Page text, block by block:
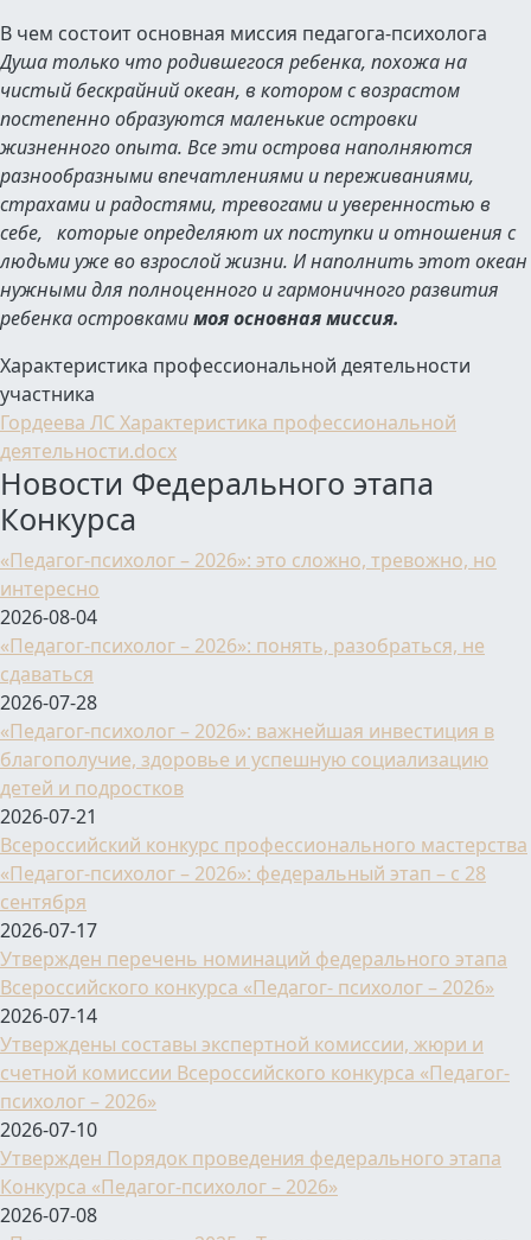
В чем состоит основная миссия педагога-психолога
Душа только что родившегося ребенка, похожа на
чистый бескрайний океан, в котором с возрастом
постепенно образуются маленькие островки
жизненного опыта. Все эти острова наполняются
разнообразными впечатлениями и переживаниями,
страхами и радостями, тревогами и уверенностью в
себе, которые определяют их поступки и отношения с
людьми уже во взрослой жизни. И наполнить этот океан
нужными для полноценного и гармоничного развития
ребенка островкамимоя основная миссия.
Характеристика профессиональной деятельности
участника
Гордеева ЛС Характеристика профессиональной
деятельности.docx
Новости Федерального этапа
Конкурса
«Педагог-психолог – 2026»: это сложно, тревожно, но
интересно
2026-08-04
«Педагог-психолог – 2026»: понять, разобраться, не
сдаваться
2026-07-28
«Педагог-психолог – 2026»: важнейшая инвестиция в
благополучие, здоровье и успешную социализацию
детей и подростков
2026-07-21
Всероссийский конкурс профессионального мастерства
«Педагог-психолог – 2026»: федеральный этап – с 28
сентября
2026-07-17
Утвержден перечень номинаций федерального этапа
Всероссийского конкурса «Педагог- психолог – 2026»
2026-07-14
Утверждены составы экспертной комиссии, жюри и
счетной комиссии Всероссийского конкурса «Педагог-
психолог – 2026»
2026-07-10
Утвержден Порядок проведения федерального этапа
Конкурса «Педагог-психолог – 2026»
2026-07-08